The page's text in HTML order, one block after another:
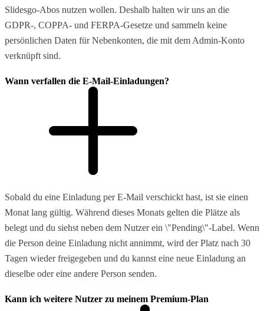
Slidesgo-Abos nutzen wollen. Deshalb halten wir uns an die
GDPR-, COPPA- und FERPA-Gesetze und sammeln keine
persönlichen Daten für Nebenkonten, die mit dem Admin-Konto
verknüpft sind.
Wann verfallen die E-Mail-Einladungen?
Sobald du eine Einladung per E-Mail verschickt hast, ist sie einen
Monat lang gültig. Während dieses Monats gelten die Plätze als
belegt und du siehst neben dem Nutzer ein \"Pending\"-Label. Wenn
die Person deine Einladung nicht annimmt, wird der Platz nach 30
Tagen wieder freigegeben und du kannst eine neue Einladung an
dieselbe oder eine andere Person senden.
Kann ich weitere Nutzer zu meinem Premium-Plan